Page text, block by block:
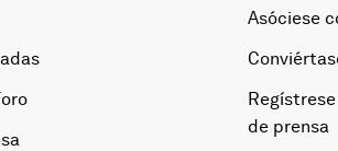
Asóciese
de prensa